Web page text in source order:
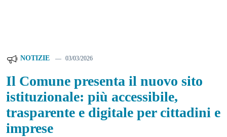
NOTIZIE 03/03/2026
Il Comune presenta il nuovo sito
istituzionale: più accessibile,
trasparente e digitale per cittadini e
imprese